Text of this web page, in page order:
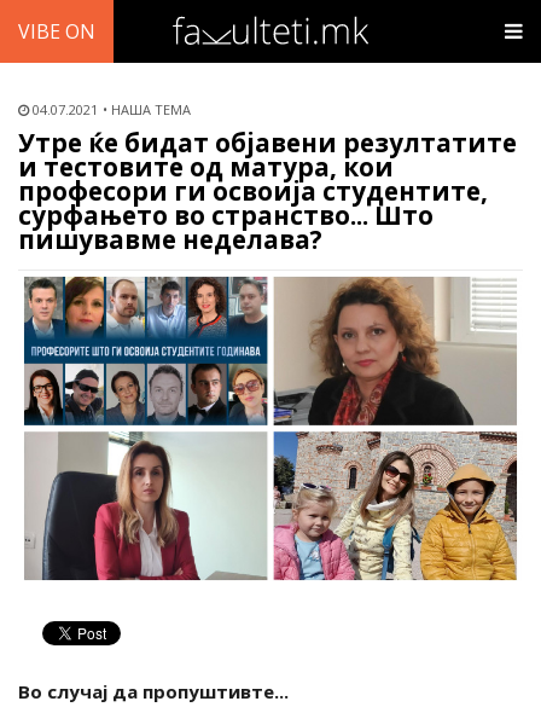
VIBE ON
04.07.2021 НАША ТЕМА
Утре ќе бидат објавени резултатите
и тестовите од матура, кои
професори ги освоија студентите,
сурфањето во странство... Што
пишувавме неделава?
Во случај да пропуштивте...